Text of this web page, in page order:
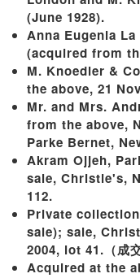
(June 1928).
Anna Eugenia
(acquired from
M. Knoedler &
the above, 21
Mr. and Mrs.
from the above,
Parke Bernet,
Akram Ojjeh,
sale, Christie's,
112.
Private
sale); sale,
2004, lot 41.（成
Acquired at the